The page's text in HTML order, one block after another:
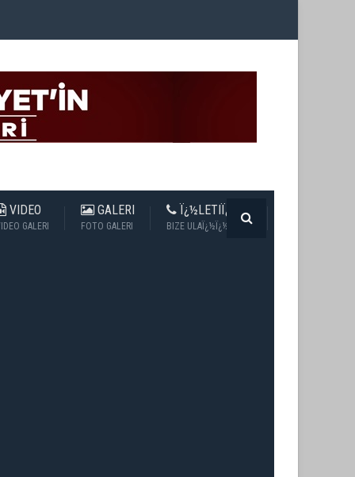
VIDEO
GALERI
GALERI
FOTO GALERI
Ï¿½LETIÏ¿½IM
BIZE ULAÏ¿½Ï¿½N